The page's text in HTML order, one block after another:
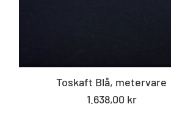
Toskaft Blå, metervare
Standard
1.638,00 kr